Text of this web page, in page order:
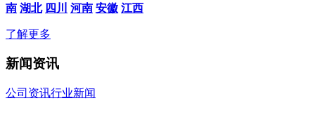
南 湖北 四川 河南 安徽 江西
了解更多
新闻资讯
公司资讯行业新闻